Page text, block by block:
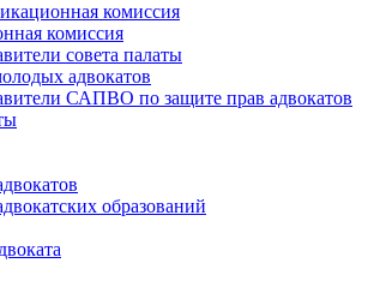
комиссия
комиссия
совета палаты
адвокатов
САПВО по защите прав адвокатов
образований